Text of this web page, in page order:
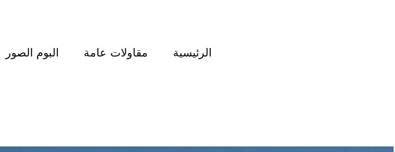
الرئيسية مقاولات عامة البوم الصور